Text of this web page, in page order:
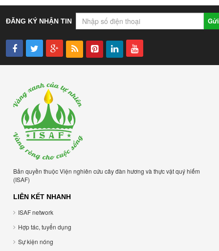
ĐĂNG KÝ NHẬN TIN Gửi
Bản quyền thuộc Viện nghiên cứu cây đàn hương và thực vật quý hiếm
(ISAF)
LIÊN KẾT NHANH
ISAF network
Hợp tác, tuyển dụng
Sự kiện nóng